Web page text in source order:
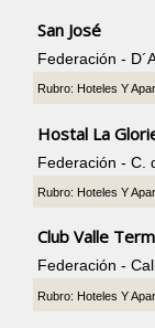
San José
Federación -
Rubro: Hoteles Y
Hostal La
Federación - C.
Rubro: Hoteles Y
Club Valle
Federación -
Rubro: Hoteles Y